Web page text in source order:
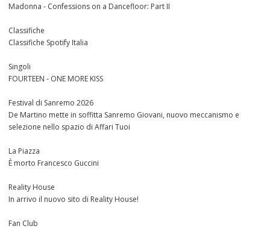
Madonna - Confessions on a Dancefloor: Part II
Classifiche
Classifiche Spotify Italia
Singoli
FOURTEEN - ONE MORE KISS
Festival di Sanremo 2026
De Martino mette in soffitta Sanremo Giovani, nuovo meccanismo e
selezione nello spazio di Affari Tuoi
La Piazza
È morto Francesco Guccini
Reality House
In arrivo il nuovo sito di Reality House!
Fan Club